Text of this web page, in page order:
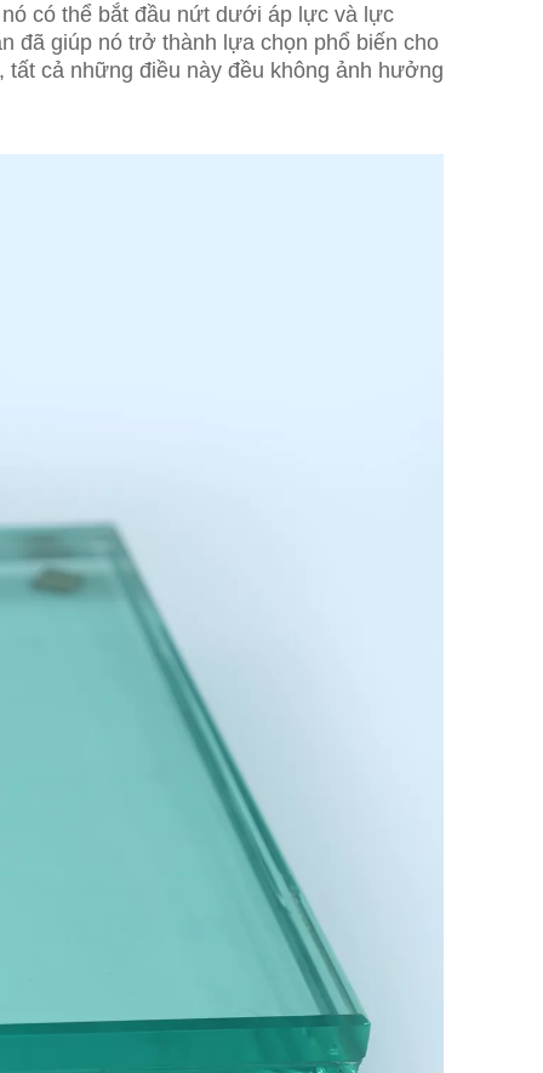
có thể bắt đầu nứt dưới áp lực và lực
đã giúp nó trở thành lựa chọn phổ biến cho
cả những điều này đều không ảnh hưởng